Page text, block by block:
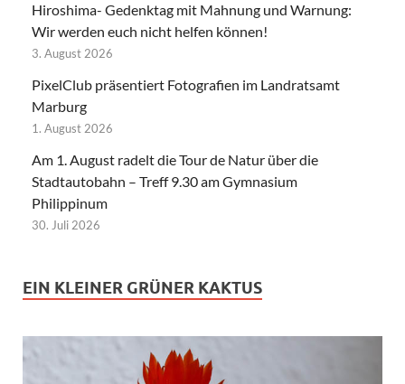
Hiroshima- Gedenktag mit Mahnung und Warnung:
Wir werden euch nicht helfen können!
3. August 2026
PixelClub präsentiert Fotografien im Landratsamt
Marburg
1. August 2026
Am 1. August radelt die Tour de Natur über die
Stadtautobahn – Treff 9.30 am Gymnasium
Philippinum
30. Juli 2026
EIN KLEINER GRÜNER KAKTUS